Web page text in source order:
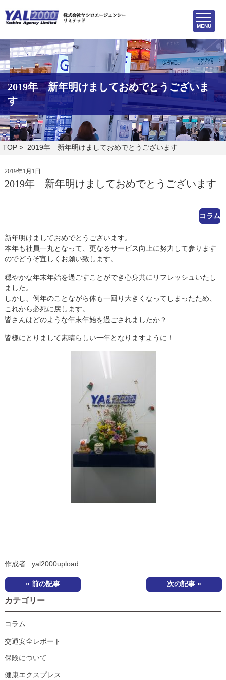
MENU
2019年 新年明けましておめでとうございま
す
TOP > 2019年 新年明けましておめでとうございます
2019年1月1日
2019年 新年明けましておめでとうございます
コラム
新年明けましておめでとうございます。
本年も社員一丸となって、更なるサービス向上に努力して参ります
のでどうぞ宜しくお願い致します。
穏やかな年末年始を過ごすことができ心身共にリフレッシュいたし
ました。
しかし、例年のことながら体も一回り大きくなってしまったため、
これから必死に戻します。
皆さんはどのような年末年始を過ごされましたか？
皆様にとりまして素晴らしい一年となりますように！
作成者 : yal2000upload
« 前の記事 次の記事 »
カテゴリー
コラム
交通安全レポート
保険について
健康エクスプレス